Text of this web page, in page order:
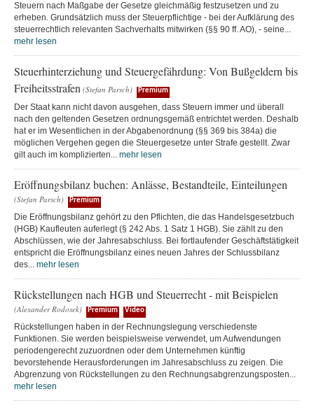
Steuern nach Maßgabe der Gesetze gleichmäßig festzusetzen und zu
erheben. Grundsätzlich muss der Steuerpflichtige - bei der Aufklärung des
steuerrechtlich relevanten Sachverhalts mitwirken (§§ 90 ff. AO), - seine...
mehr lesen
Steuerhinterziehung und Steuergefährdung: Von Bußgeldern bis
Freiheitsstrafen (Stefan Parsch) Premium
Der Staat kann nicht davon ausgehen, dass Steuern immer und überall
nach den geltenden Gesetzen ordnungsgemäß entrichtet werden. Deshalb
hat er im Wesentlichen in der Abgabenordnung (§§ 369 bis 384a) die
möglichen Vergehen gegen die Steuergesetze unter Strafe gestellt. Zwar
gilt auch im komplizierten... mehr lesen
Eröffnungsbilanz buchen: Anlässe, Bestandteile, Einteilungen
(Stefan Parsch) Premium
Die Eröffnungsbilanz gehört zu den Pflichten, die das Handelsgesetzbuch
(HGB) Kaufleuten auferlegt (§ 242 Abs. 1 Satz 1 HGB). Sie zählt zu den
Abschlüssen, wie der Jahresabschluss. Bei fortlaufender Geschäftstätigkeit
entspricht die Eröffnungsbilanz eines neuen Jahres der Schlussbilanz
des... mehr lesen
Rückstellungen nach HGB und Steuerrecht - mit Beispielen
(Alexander Rodosek) Premium Video
Rückstellungen haben in der Rechnungslegung verschiedenste
Funktionen. Sie werden beispielsweise verwendet, um Aufwendungen
periodengerecht zuzuordnen oder dem Unternehmen künftig
bevorstehende Herausforderungen im Jahresabschluss zu zeigen. Die
Abgrenzung von Rückstellungen zu den Rechnungsabgrenzungsposten...
mehr lesen